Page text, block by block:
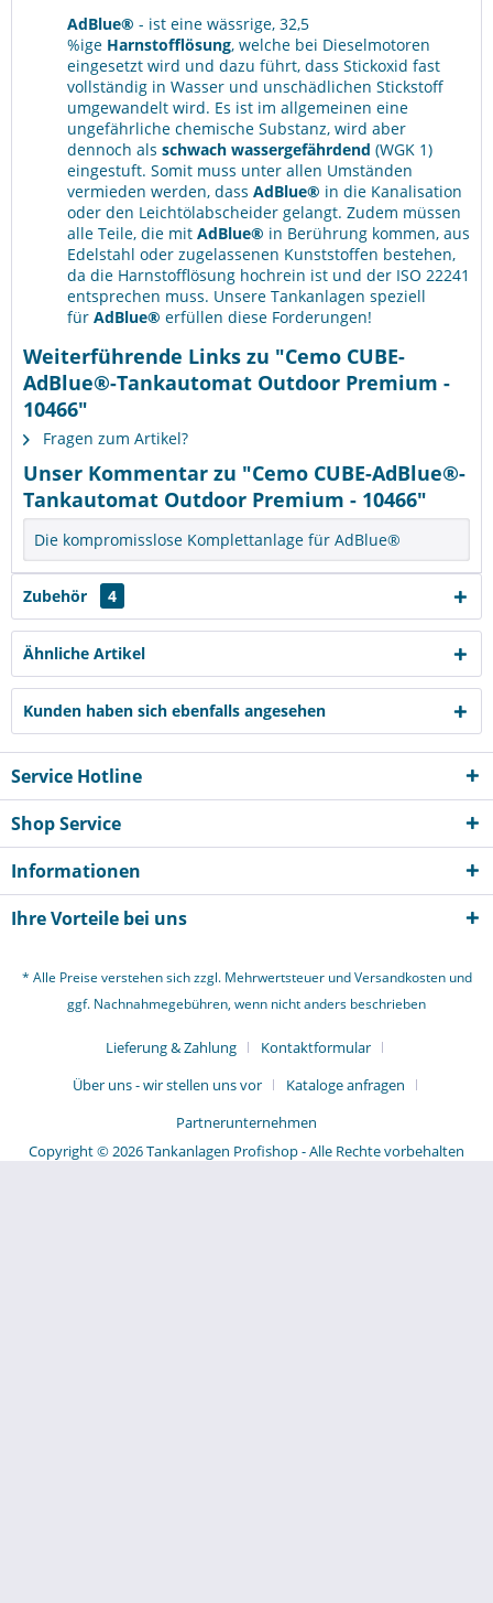
AdBlue® - ist eine wässrige, 32,5
%ige Harnstofflösung, welche bei Dieselmotoren
eingesetzt wird und dazu führt, dass Stickoxid fast
vollständig in Wasser und unschädlichen Stickstoff
umgewandelt wird. Es ist im allgemeinen eine
ungefährliche chemische Substanz, wird aber
dennoch als schwach wassergefährdend (WGK 1)
eingestuft. Somit muss unter allen Umständen
vermieden werden, dass AdBlue® in die Kanalisation
oder den Leichtölabscheider gelangt. Zudem müssen
alle Teile, die mit AdBlue® in Berührung kommen, aus
Edelstahl oder zugelassenen Kunststoffen bestehen,
da die Harnstofflösung hochrein ist und der ISO 22241
entsprechen muss. Unsere Tankanlagen speziell
für AdBlue® erfüllen diese Forderungen!
Weiterführende Links zu "Cemo CUBE-
AdBlue®-Tankautomat Outdoor Premium -
10466"
Fragen zum Artikel?
Unser Kommentar zu "Cemo CUBE-AdBlue®-
Tankautomat Outdoor Premium - 10466"
Die kompromisslose Komplettanlage für AdBlue®
Zubehör 4
Ähnliche Artikel
Kunden haben sich ebenfalls angesehen
Service Hotline
Shop Service
Informationen
Ihre Vorteile bei uns
* Alle Preise verstehen sich zzgl. Mehrwertsteuer undVersandkostenund
ggf. Nachnahmegebühren, wenn nicht anders beschrieben
Lieferung & Zahlung
Kontaktformular
Über uns - wir stellen uns vor
Kataloge anfragen
Partnerunternehmen
Copyright © 2026 Tankanlagen Profishop - Alle Rechte vorbehalten